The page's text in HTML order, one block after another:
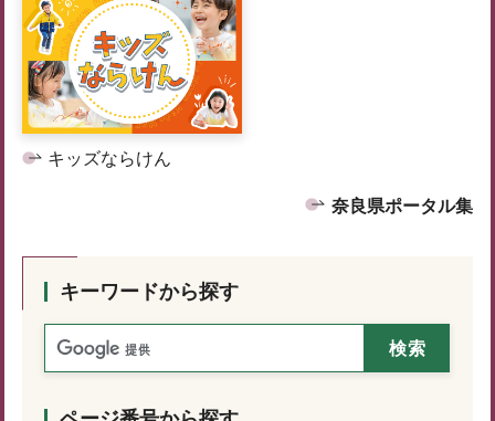
キッズならけん
奈良県ポータル集
キーワードから探す